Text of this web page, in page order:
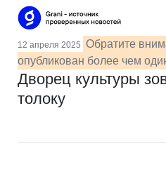
12 апреля 2025 Обратите
опубликован более чем
Дворец культуры
толоку